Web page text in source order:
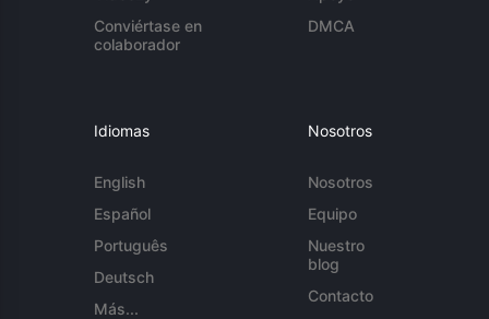
Conviértase en
colaborador
DMCA
Idiomas
English
Español
Português
Deutsch
Más...
Nosotros
Nosotros
Equipo
Nuestro
blog
Contacto